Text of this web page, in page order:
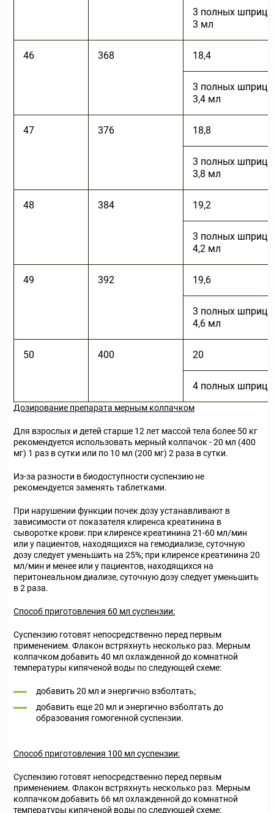
3 полных шприца
3 мл
46 368 18,4
3 полных шприца
3,4 мл
47 376 18,8
3 полных шприца
3,8 мл
48 384 19,2
3 полных шприца
4,2 мл
49 392 19,6
3 полных шприца
4,6 мл
50 400 20
4 полных шприца
Дозирование препарата мерным колпачком
Для взрослых и детей старше 12 лет массой тела более 50 кг
рекомендуется использовать мерный колпачок - 20 мл (400
мг) 1 раз в сутки или по 10 мл (200 мг) 2 раза в сутки.
Из-за разности в биодоступности суспензию не
рекомендуется заменять таблетками.
При нарушении функции почек дозу устанавливают в
зависимости от показателя клиренса креатинина в
сыворотке крови: при клиренсе креатинина 21-60 мл/мин
или у пациентов, находящихся на гемодиализе, суточную
дозу следует уменьшить на 25%; при клиренсе креатинина 20
мл/мин и менее или у пациентов, находящихся на
перитонеальном диализе, суточную дозу следует уменьшить
в 2 раза.
Способ приготовления 60 мл суспензии:
Суспензию готовят непосредственно перед первым
применением. Флакон встряхнуть несколько раз. Мерным
колпачком добавить 40 мл охлажденной до комнатной
температуры кипяченой воды по следующей схеме:
добавить 20 мл и энергично взболтать;
добавить еще 20 мл и энергично взболтать до
образования гомогенной суспензии.
Способ приготовления 100 мл суспензии:
Суспензию готовят непосредственно перед первым
применением. Флакон встряхнуть несколько раз. Мерным
колпачком добавить 66 мл охлажденной до комнатной
температуры кипяченой воды по следующей схеме: